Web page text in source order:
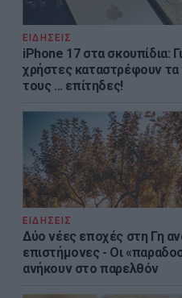
ΕΙΔΗΣΕΙΣ
iPhone 17 στα σκουπίδια:
χρήστες καταστρέφουν τα
τους ... επίτηδες!
ΕΙΔΗΣΕΙΣ
Δύο νέες εποχές στη Γη
επιστήμονες - Oι
ανήκουν στο παρελθόν